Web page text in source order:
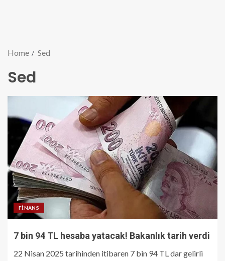
Home Sed
Sed
FINANS
7 bin 94 TL hesaba yatacak! Bakanlık tarih verdi
22 Nisan 2025 tarihinden itibaren 7 bin 94 TL dar gelirli